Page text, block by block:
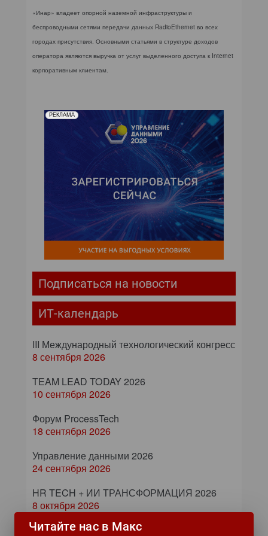
ИТ В ЗДРАВООХРАНЕНИИ
ПАРТНЕРСКИЕ ПРОЕКТЫ
ЭКСПЕРТИЗА
ПРЕСС-РЕЛИЗЫ
АРХИВ ЖУРНАЛОВ
ПОДПИСКА
«Инар» владеет опорной наземной инфраструктуры и
беспроводными сетями передачи данных RadioEthernet во всех
городах присутствия. Основными статьями в структуре доходов
оператора являются выручка от услуг выделенного доступа к Internet
корпоративным клиентам.
РЕКЛАМА
Подписаться на новости
ИТ-календарь
III Международный технологический конгресс
8 сентября 2026
TEAM LEAD TODAY 2026
10 сентября 2026
Форум ProcessTech
18 сентября 2026
Управление данными 2026
24 сентября 2026
HR TECH + ИИ ТРАНСФОРМАЦИЯ 2026
8 октября 2026
Читайте нас в Макс